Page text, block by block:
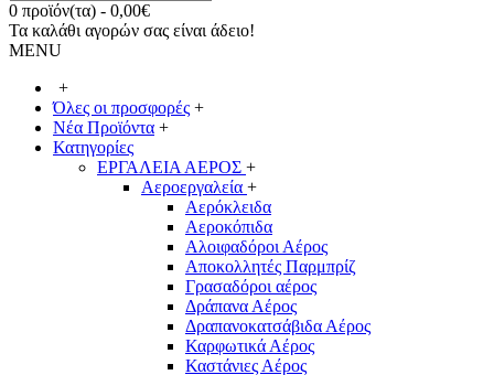
0 προϊόν(τα) - 0,00€
Τα καλάθι αγορών σας είναι άδειο!
MENU
+
Όλες οι προσφορές +
Νέα Προϊόντα +
Κατηγορίες
ΕΡΓΑΛΕΙΑ ΑΕΡΟΣ +
Αεροεργαλεία +
Αερόκλειδα
Αεροκόπιδα
Αλοιφαδόροι Αέρος
Αποκολλητές Παρμπρίζ
Γρασαδόροι αέρος
Δράπανα Αέρος
Δραπανοκατσάβιδα Αέρος
Καρφωτικά Αέρος
Καστάνιες Αέρος